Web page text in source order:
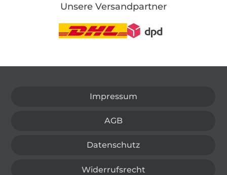
Unsere Versandpartner
Impressum
AGB
Datenschutz
Widerrufsrecht